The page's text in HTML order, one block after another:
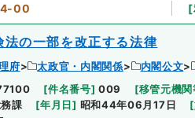
00 [
法の一部を改正する法律
府 太政官・内閣関係 内閣公文
[件名番号] 009 [移管元機関
課 [年月日] 昭和44年06月17日 [